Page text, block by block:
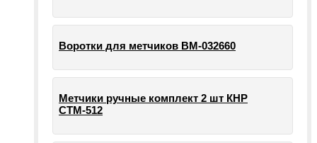
Воротки для метчиков ВМ-032660
Метчики ручные комплект 2 шт КНР
СТМ-512